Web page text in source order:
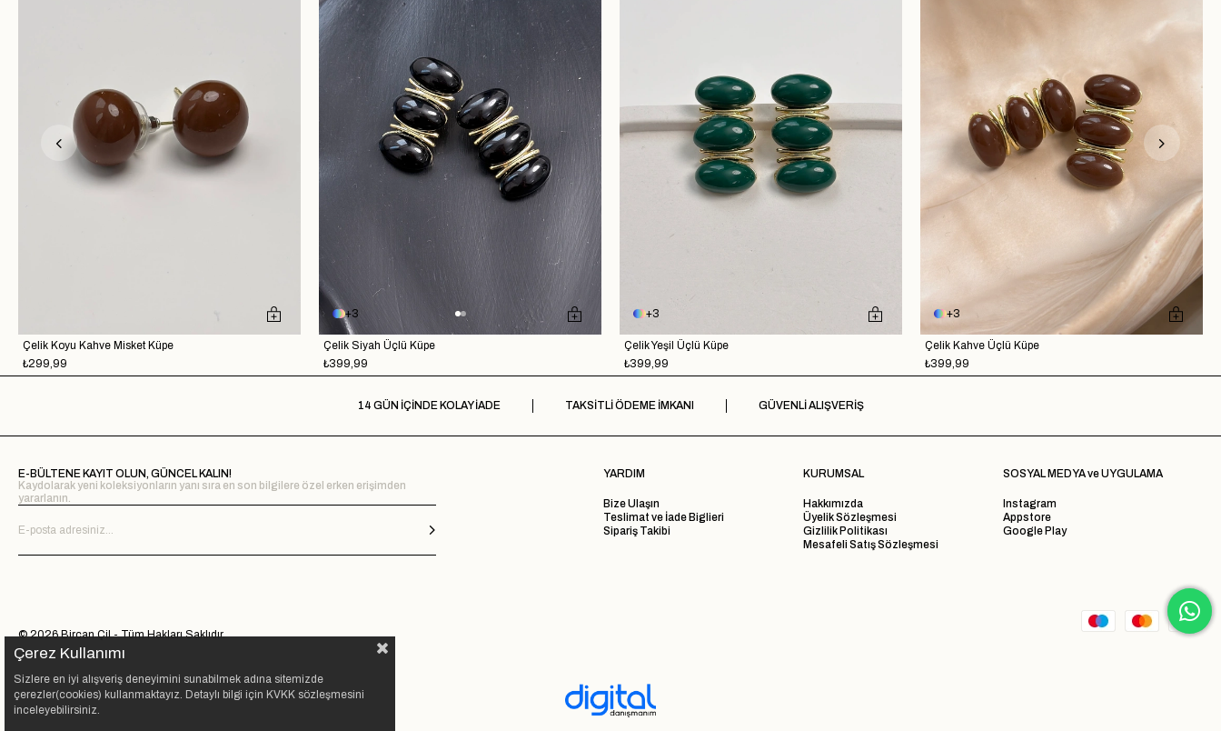
Çelik Koyu Kahve Misket Küpe
₺299,99
3
Çelik Siyah Üçlü Küpe
₺399,99
3
Çelik Yeşil Üçlü Küpe
₺399,99
3
Çelik Kahve Üçlü Küpe
₺399,99
14 GÜN İÇİNDE KOLAY İADE TAKSİTLİ ÖDEME İMKANI GÜVENLİ ALIŞVERİŞ
E-BÜLTENE KAYIT OLUN, GÜNCEL KALIN!
Kaydolarak yeni koleksiyonların yanı sıra en son bilgilere özel erken erişimden
yararlanın.
YARDIM
Bize Ulaşın
Teslimat ve İade Biglieri
Sipariş Takibi
KURUMSAL
Hakkımızda
Üyelik Sözleşmesi
Gizlilik Politikası
Mesafeli Satış Sözleşmesi
SOSYAL MEDYA ve UYGULAMA
Instagram
Appstore
Google Play
© 2026 Bircan Çil - Tüm Hakları Saklıdır.
Çerez Kullanımı
Sizlere en iyi alışveriş deneyimini sunabilmek adına sitemizde
çerezler(cookies) kullanmaktayız. Detaylı bilgi için KVKK sözleşmesini
inceleyebilirsiniz.